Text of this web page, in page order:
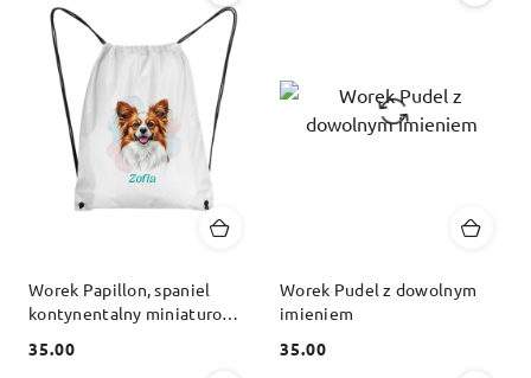
Worek Papillon, spaniel
kontynentalny miniaturowy
Cena:
35.00
Worek Pudel z dowolnym
imieniem
Cena:
35.00